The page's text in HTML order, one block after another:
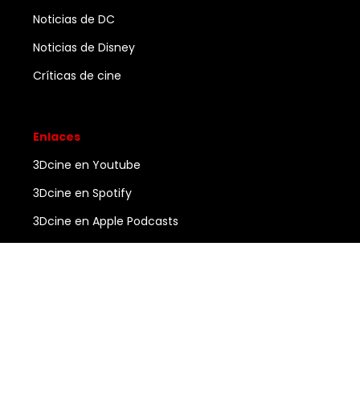
Noticias de DC
Noticias de Disney
Críticas de cine
Enlaces
3Dcine en Youtube
3Dcine en Spotify
3Dcine en Apple Podcasts